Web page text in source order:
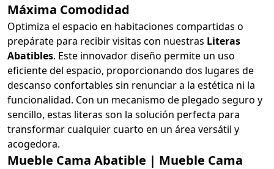
Máxima Comodidad
Optimiza el espacio en habitaciones compartidas o
prepárate para recibir visitas con nuestras Literas
Abatibles. Este innovador diseño permite un uso
eficiente del espacio, proporcionando dos lugares de
descanso confortables sin renunciar a la estética ni la
funcionalidad. Con un mecanismo de plegado seguro y
sencillo, estas literas son la solución perfecta para
transformar cualquier cuarto en un área versátil y
acogedora.
Mueble Cama Abatible | Mueble Cama